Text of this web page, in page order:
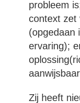
probleem
context zet
(opgedaan
ervaring);
Zij heeft